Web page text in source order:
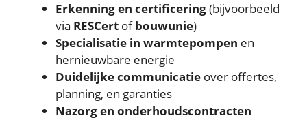
Erkenning en certificering(bijvoorbeeld
via RESCert ofbouwunie)
Specialisatie in warmtepompen en
hernieuwbare energie
Duidelijke communicatie over offertes,
planning, en garanties
Nazorg en onderhoudscontracten